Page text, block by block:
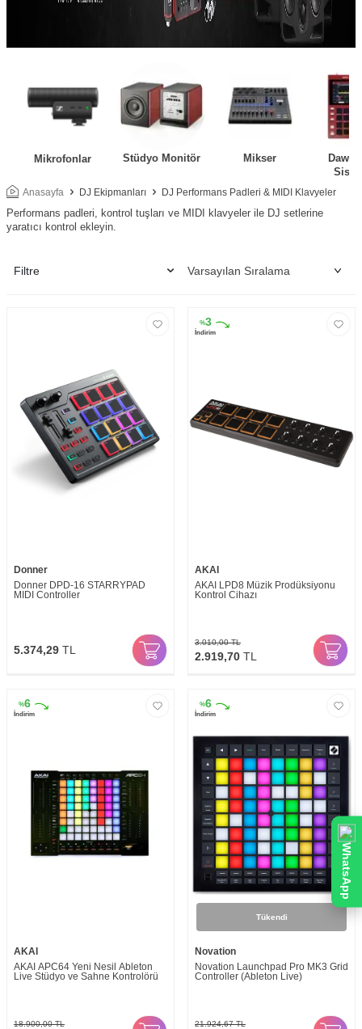
Mikrofonlar Stüdyo Monitör Mikser
Daw
Anasayfa DJ Ekipmanları DJ Performans Padleri & MIDI Klavyeler
Performans padleri, kontrol tuşları ve MIDI klavyeler ile DJ setlerine
yaratıcı kontrol ekleyin.
Filtre
Donner
Donner DPD-16 STARRYPAD
MIDI Controller
5.374,29 TL
%3
İndirim
AKAI
AKAI LPD8 Müzik Prodüksiyonu
Kontrol Cihazı
3.010,00TL
2.919,70 TL
%6
İndirim
AKAI
AKAI APC64 Yeni Nesil Ableton
Live Stüdyo ve Sahne Kontrolörü
18.900,00TL
%6
İndirim
Tükendi
Novation
Novation Launchpad Pro MK3 Grid
Controller (Ableton Live)
21.924,67TL
WhatsApp